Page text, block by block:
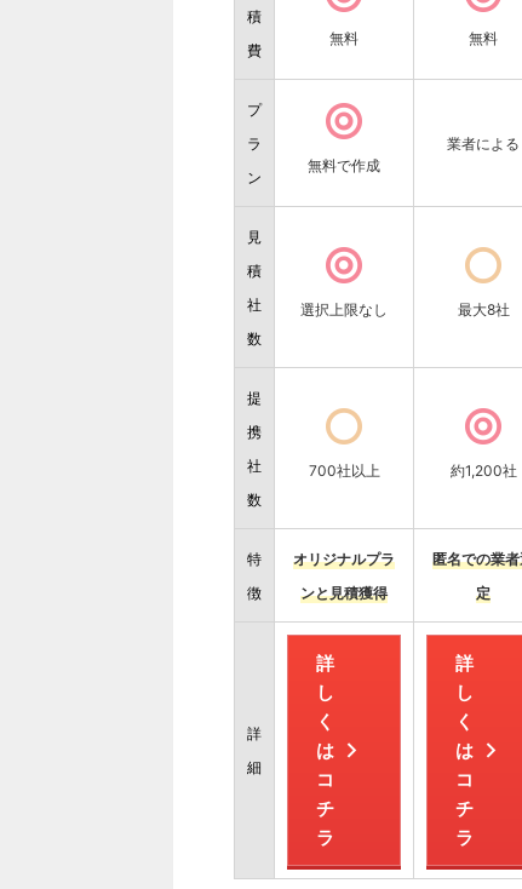
積
費
無料 無料
プ
ラ
ン
無料で作成
業者による
見
積
社
数
選択上限なし 最大8社
提
携
社
数
700社以上 約1,200社
特
徴
オリジナルプラ
ンと見積獲得
匿名での業
定
詳
細
詳
し
く
は
コ
チ
ラ
詳
し
く
は
コ
チ
ラ